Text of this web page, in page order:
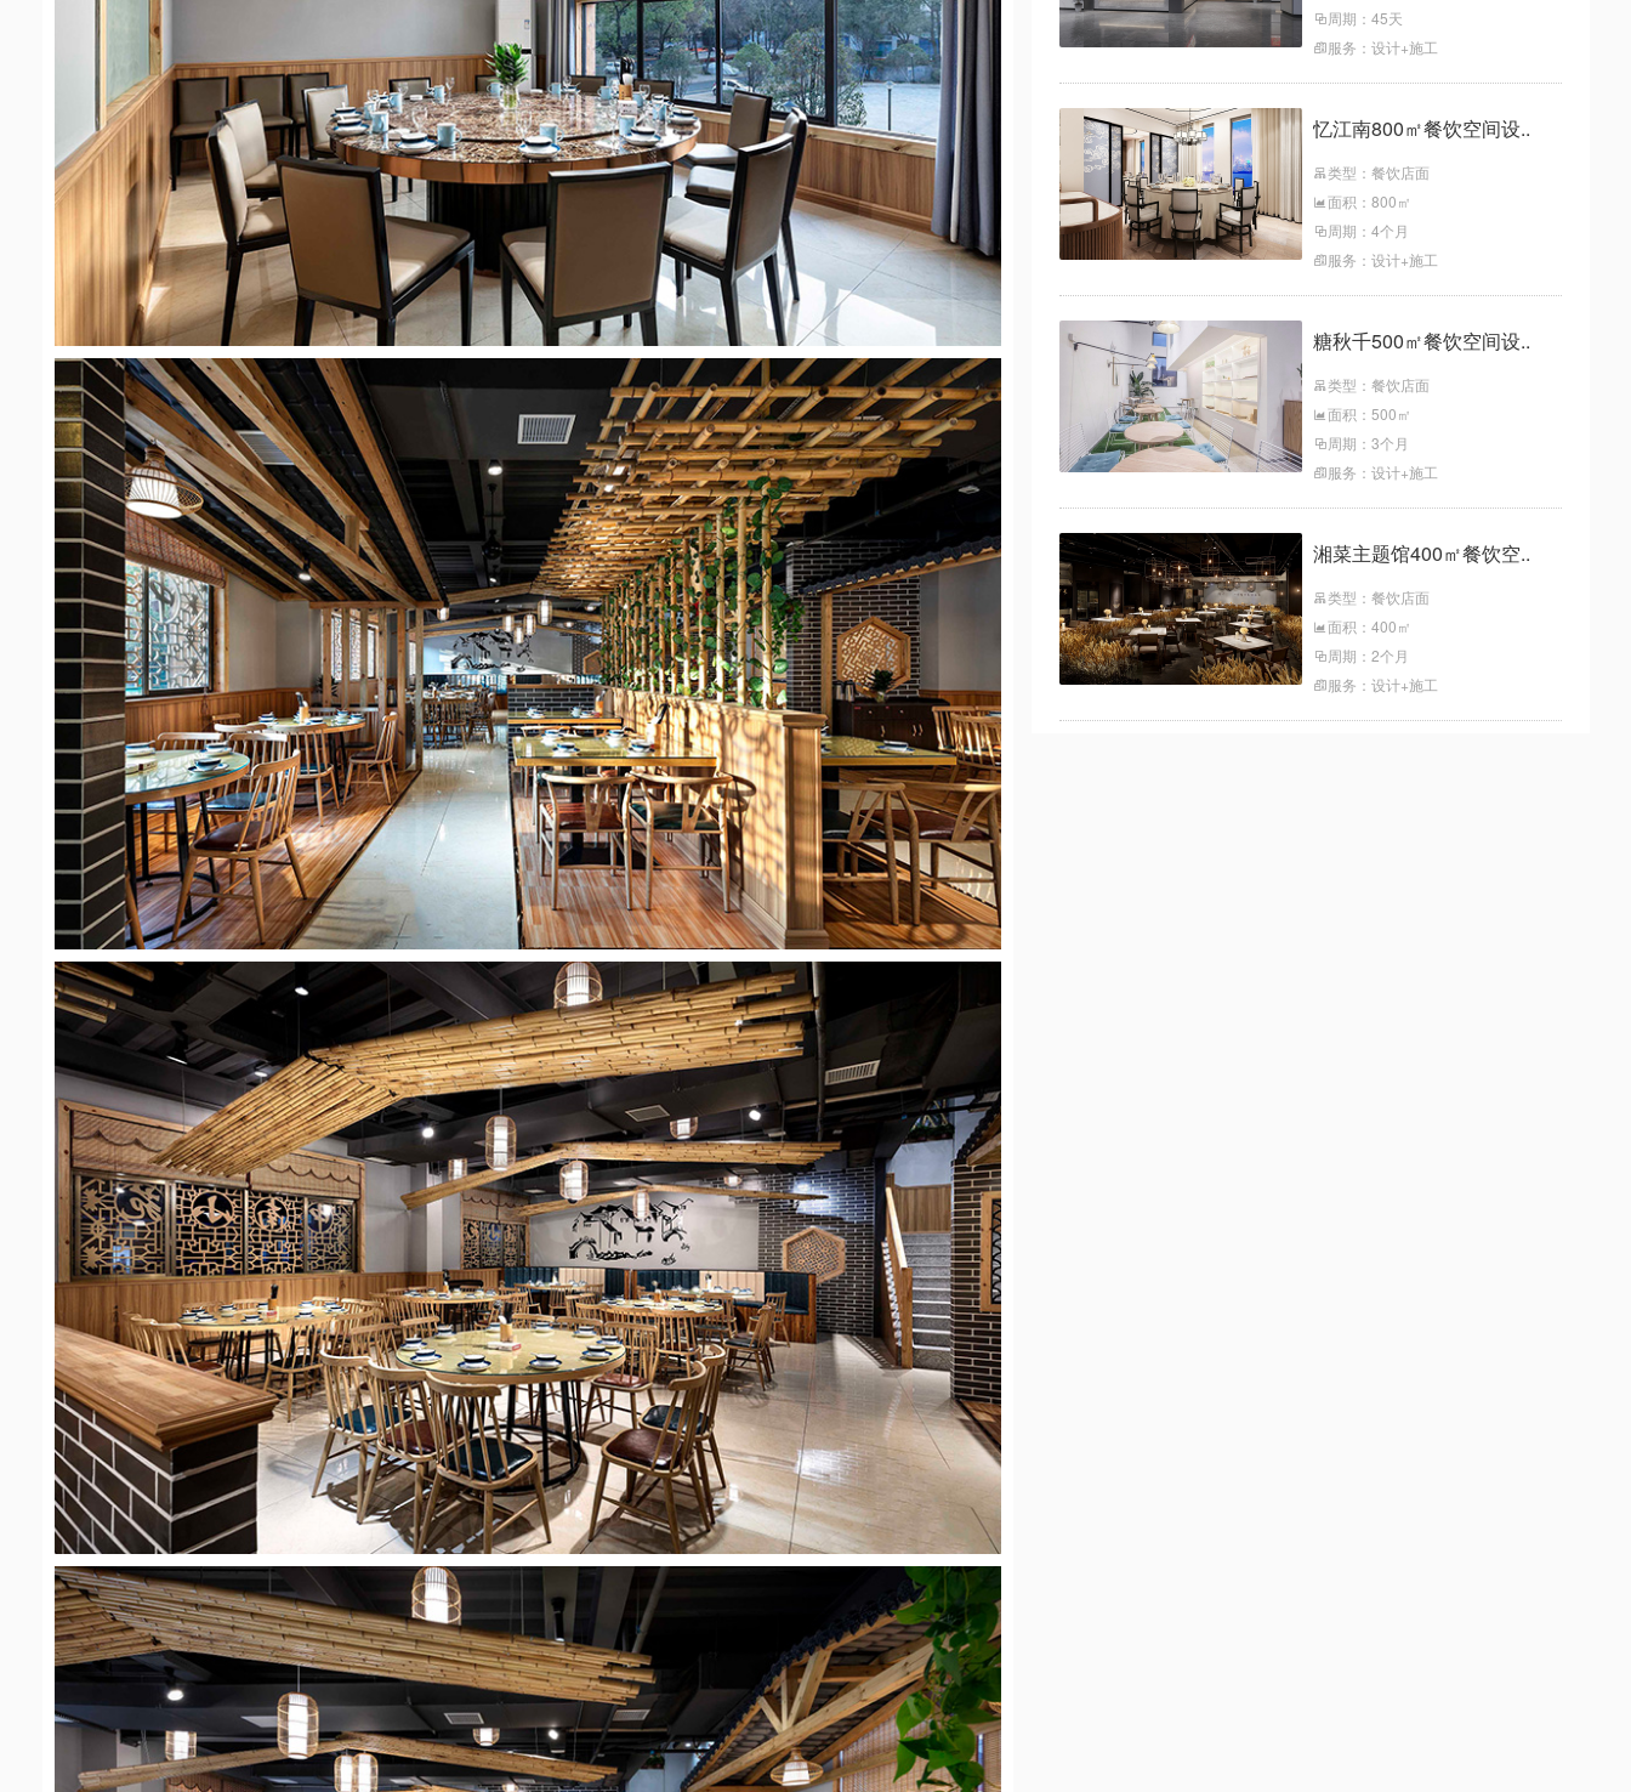
周期：45天
服务：设计+施工
忆江南800㎡餐饮空间设..
类型：餐饮店面
面积：800㎡
周期：4个月
服务：设计+施工
糖秋千500㎡餐饮空间设..
类型：餐饮店面
面积：500㎡
周期：3个月
服务：设计+施工
湘菜主题馆400㎡餐饮空..
类型：餐饮店面
面积：400㎡
周期：2个月
服务：设计+施工